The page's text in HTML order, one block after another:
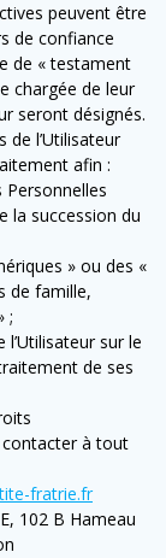
peuvent être
de confiance
de « testament
chargée de leur
seront désignés.
de l’Utilisateur
afin :
Personnelles
la succession du
» ou des «
de famille,
;
sur le
de ses
à tout
fratrie.fr
102 B Hameau